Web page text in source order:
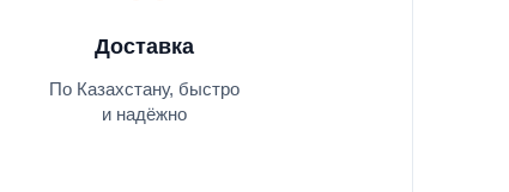
Доставка
По Казахстану, быстро
и надёжно